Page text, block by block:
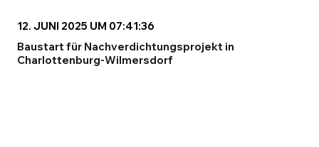
12. JUNI 2025 UM 07:41:36
Baustart für Nachverdichtungsprojekt in
Charlottenburg-Wilmersdorf